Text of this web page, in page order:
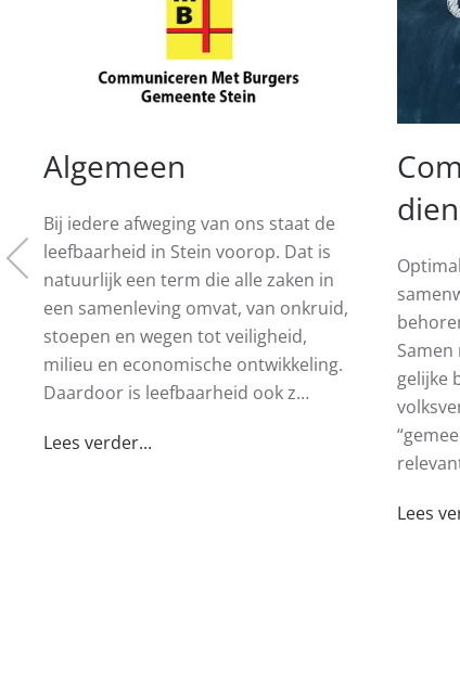
Algemeen
Bij iedere afweging van ons staat de
leefbaarheid in Stein voorop. Dat is
natuurlijk een term die alle zaken in
een samenleving omvat, van onkruid,
stoepen en wegen tot veiligheid,
milieu en economische ontwikkeling.
Daardoor is leefbaarheid ook z…
Lees verder...
gelijke
Lees